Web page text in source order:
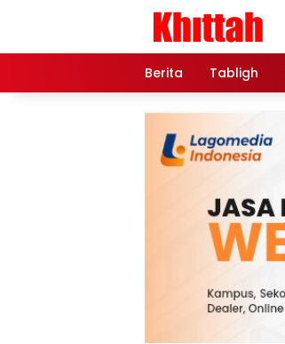
Berita Tabligh